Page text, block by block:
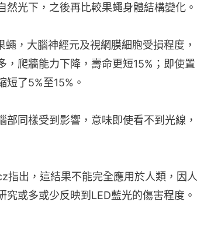
光下，之後再比較果蠅身體結構變化。
，大腦神經元及視網膜細胞受損程度，
，爬牆能力下降，壽命更短15%；即使置
短了5%至15%。
同樣受到影響，意味即使看不到光線，
出，這結果不能完全應用於人類，因人
或多或少反映到LED藍光的傷害程度。